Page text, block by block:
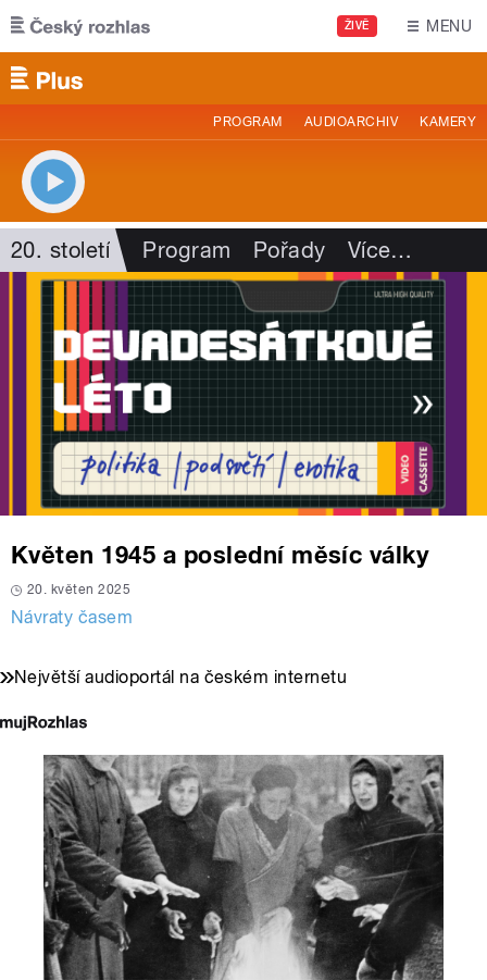
Přejít k hlavnímu obsahu
ŽIVĚ MENU
PROGRAM AUDIOARCHIV KAMERY
20. století Program Pořady Více…
Květen 1945 a poslední měsíc války
20. květen 2025
Návraty časem
Největší audioportál na českém internetu